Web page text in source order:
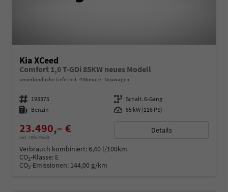
Kia XCeed
Comfort 1,0 T-GDi 85KW neues Modell
unverbindliche Lieferzeit: 4 Monate Neuwagen
Fahrzeugnummer 193375 Getriebe Schalt. 6-Gang
Kraftstoff Benzin Leistung 85 kW (116 PS)
23.490,– €
incl. 19% MwSt.
Details
Verbrauch kombiniert:6,40 l/100km
CO2-Klasse: E
CO2-Emissionen: 144,00 g/km